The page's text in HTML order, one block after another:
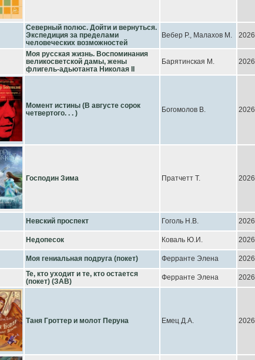
Северный полюс. Дойти и вернуться.
Экспедиция за пределами
человеческих возможностей
Вебер Р., Малахов М. 2026
Моя русская жизнь. Воспоминания
великосветской дамы, жены
флигель-адьютанта Николая II
Барятинская М. 2026
Момент истины (В августе сорок
четвертого. . . )
Богомолов В. 2026
Господин Зима Пратчетт Т. 2026
Невский проспект Гоголь Н.В. 2026
Недопесок Коваль Ю.И. 2026
Моя гениальная подруга (покет) Ферранте Элена 2026
Те, кто уходит и те, кто остается
(покет) (ЗАВ)
Ферранте Элена 2026
Таня Гроттер и молот Перуна Емец Д.А. 2026